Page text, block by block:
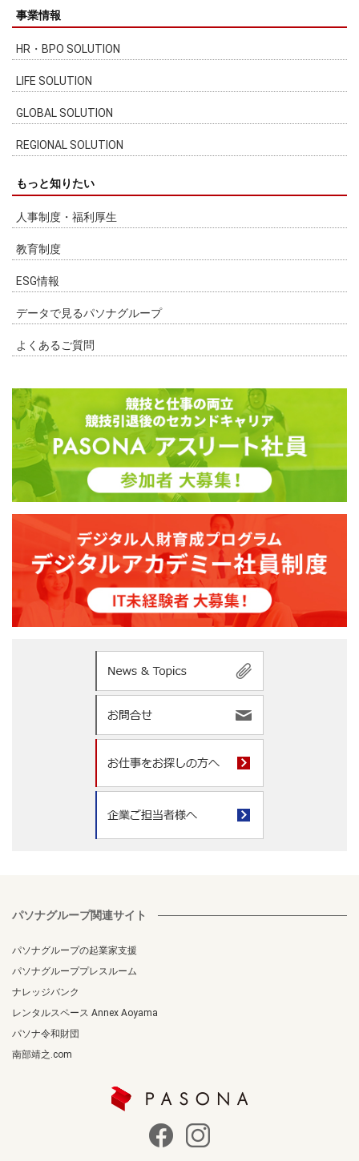
事業情報
HR・BPO SOLUTION
LIFE SOLUTION
GLOBAL SOLUTION
REGIONAL SOLUTION
もっと知りたい
人事制度・福利厚生
教育制度
ESG情報
データで見るパソナグループ
よくあるご質問
パソナグループ関連サイト
パソナグループの起業家支援
パソナグループプレスルーム
ナレッジバンク
レンタルスペース Annex Aoyama
パソナ令和財団
南部靖之.com